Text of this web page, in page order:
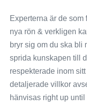
Experterna är de som
nya rön & verkligen
bryr sig om du ska bli
sprida kunskapen till
respekterade inom
detaljerade villkor
hänvisas right up